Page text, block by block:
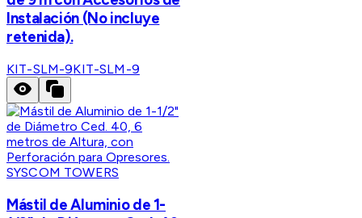
Instalación (No incluye
retenida).
KIT-SLM-9KIT-SLM-9
SYSCOM TOWERS
Mástil de Aluminio de 1-